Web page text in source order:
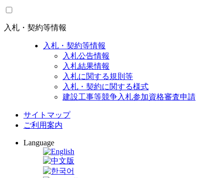
入札・契約等情報
入札・契約等情報
入札公告情報
入札結果情報
入札に関する規則等
入札・契約に関する様式
建設工事等競争入札参加資格審査申請
サイトマップ
ご利用案内
Language